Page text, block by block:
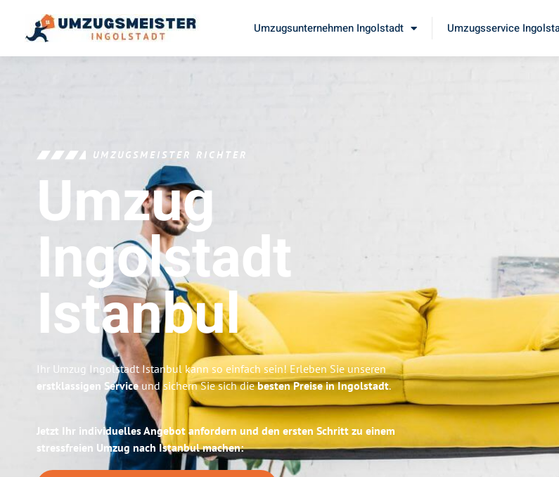
Umzugsunternehmen Ingolstadt Umzugsservice
UMZUGSMEISTER RICHTER
Umzug
Ingolstadt
Istanbul
Ihr Umzug Ingolstadt Istanbul kann so einfach sein! Erleben Sie unseren
erstklassigen Serviceund sichern Sie sich diebesten Preise in Ingolstadt.
Jetzt Ihr individuelles Angebot anfordern und den ersten Schritt zu einem
stressfreien Umzug nach Istanbul machen: